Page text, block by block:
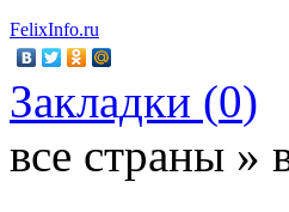
FelixInfo.ru
Закладки (0)
все страны »